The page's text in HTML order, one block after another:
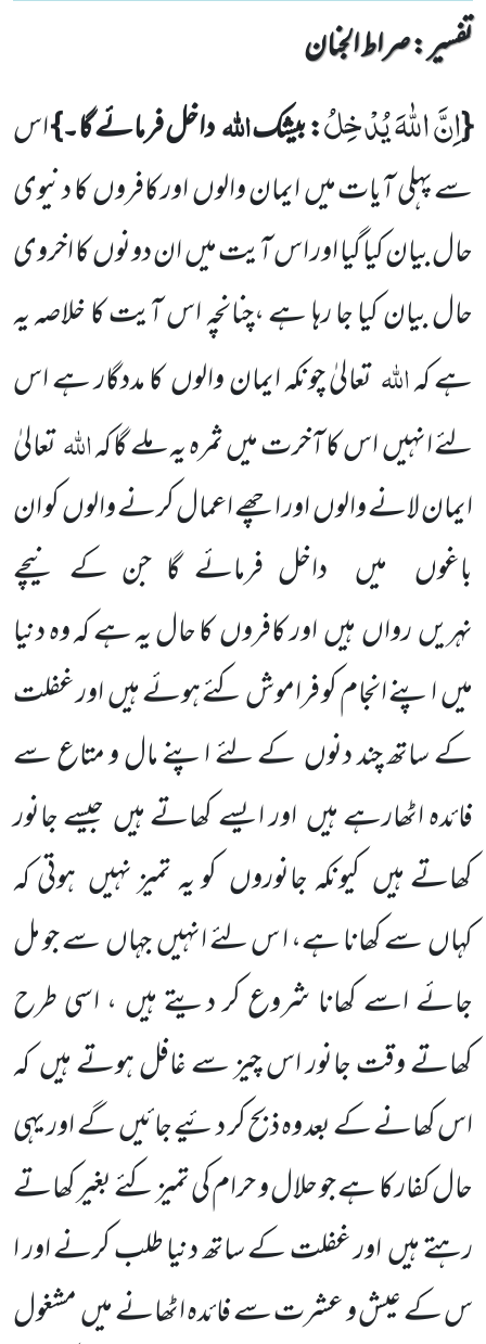
تفسیر : ‎صراط الجنان
{اِنَّ اللّٰهَ یُدْخِلُ: بیشکاللہداخل فرمائے گا۔}اس
سے پہلی آیات میں ایمان والوں اور کافروں کا دنیوی
حال بیان کیا گیا اور اس آیت میں ان دونوں کا اخروی
حال بیان کیا جا رہا ہے ،چنانچہ اس آیت کا خلاصہ یہ
ہے کہاللہتعالیٰ چونکہ ایمان والوں کا مددگار ہے اس
لئے انہیں اس کا آخرت میں ثمرہ یہ ملے گا کہاللہتعالیٰ
ایمان لانے والوں اور اچھے اعمال کرنے والوں کو ان
باغوں میں داخل فرمائے گا جن کے نیچے
نہریں رواں ہیں اور کافروں کا حال یہ ہے کہ وہ دنیا
میں اپنے انجام کو فراموش کئے ہوئے ہیں اور غفلت
کے ساتھ چند دنوں کے لئے اپنے مال و متاع سے
فائدہ اٹھارہے ہیں اور ایسے کھاتے ہیں جیسے جانور
کھاتے ہیں کیونکہ جانوروں کو یہ تمیز نہیں ہوتی کہ
کہاں سے کھانا ہے، ا س لئے انہیں جہاں سے جو مل
جائے اسے کھانا شروع کر دیتے ہیں ، اسی طرح
کھاتے وقت جانور اس چیز سے غافل ہوتے ہیں کہ
اس کھانے کے بعد وہ ذبح کر دئیے جائیں گے اور یہی
حال کفار کا ہے جو حلال و حرام کی تمیز کئے بغیر کھاتے
رہتے ہیں اور غفلت کے ساتھ دنیا طلب کرنے اور ا
س کے عیش و عشرت سے فائدہ اٹھانے میں مشغول